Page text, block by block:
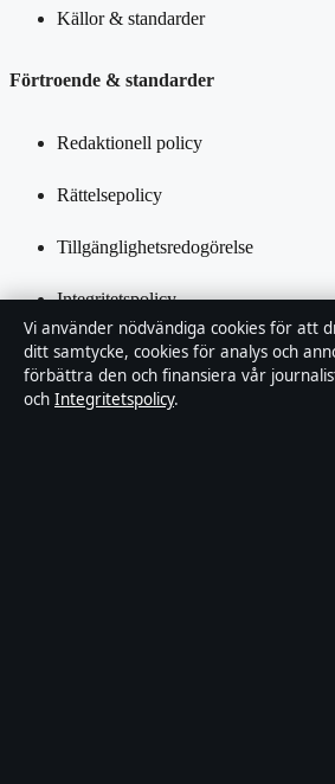
Källor & standarder
Förtroende & standarder
Redaktionell policy
Rättelsepolicy
Tillgänglighetsredogörelse
Integritetspolicy
Kändisar & integritet
Om Samtidsmagasinet i korthet
Vi använder nödvändiga cookies för att
ditt samtycke, cookies för analys och
förbättra den och finansiera vår
och Integritetspolicy.